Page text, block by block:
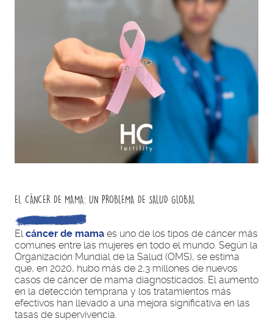
EL CÁNCER DE MAMA: UN PROBLEMA DE SALUD GLOBAL
El cáncer de mama es uno de los tipos de cáncer más
comunes entre las mujeres en todo el mundo. Según la
Organización Mundial de la Salud (OMS), se estima
que, en 2020, hubo más de 2,3 millones de nuevos
casos de cáncer de mama diagnosticados. El aumento
en la detección temprana y los tratamientos más
efectivos han llevado a una mejora significativa en las
tasas de supervivencia.